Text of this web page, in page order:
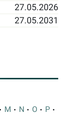
27.05.2026
27.05.2031
M N O
P